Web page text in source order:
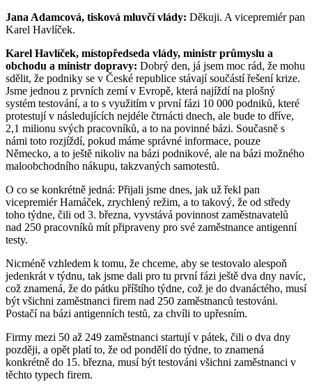
Jana Adamcová, tisková mluvčí vlády: Děkuji. A vicepremiér pan
Karel Havlíček.
Karel Havlíček, místopředseda vlády, ministr průmyslu a
obchodu a ministr dopravy: Dobrý den, já jsem moc rád, že mohu
sdělit, že podniky se v České republice stávají součástí řešení krize.
Jsme jednou z prvních zemí v Evropě, která najíždí na plošný
systém testování, a to s využitím v první fázi 10 000 podniků, které
protestují v následujících nejdéle čtrnácti dnech, ale bude to dříve,
2,1 milionu svých pracovníků, a to na povinné bázi. Současně s
námi toto rozjíždí, pokud máme správné informace, pouze
Německo, a to ještě nikoliv na bázi podnikové, ale na bázi možného
maloobchodního nákupu, takzvaných samotestů.
O co se konkrétně jedná: Přijali jsme dnes, jak už řekl pan
vicepremiér Hamáček, zrychlený režim, a to takový, že od středy
toho týdne, čili od 3. března, vyvstává povinnost zaměstnavatelů
nad 250 pracovníků mít připraveny pro své zaměstnance antigenní
testy.
Nicméně vzhledem k tomu, že chceme, aby se testovalo alespoň
jedenkrát v týdnu, tak jsme dali pro tu první fázi ještě dva dny navíc,
což znamená, že do pátku příštího týdne, což je do dvanáctého, musí
být všichni zaměstnanci firem nad 250 zaměstnanců testováni.
Postačí na bázi antigenních testů, za chvíli to upřesním.
Firmy mezi 50 až 249 zaměstnanci startují v pátek, čili o dva dny
později, a opět platí to, že od pondělí do týdne, to znamená
konkrétně do 15. března, musí být testováni všichni zaměstnanci v
těchto typech firem.